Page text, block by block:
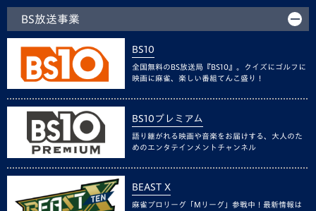
BS放送事業
BS10
全国無料のBS放送局『BS10』。クイズにゴルフに
映画に麻雀、楽しい番組てんこ盛り！
BS10プレミアム
語り継がれる映画や音楽をお届けする、大人のた
めのエンタテインメントチャンネル
BEAST X
麻雀プロリーグ「Mリーグ」参戦中！最新情報は